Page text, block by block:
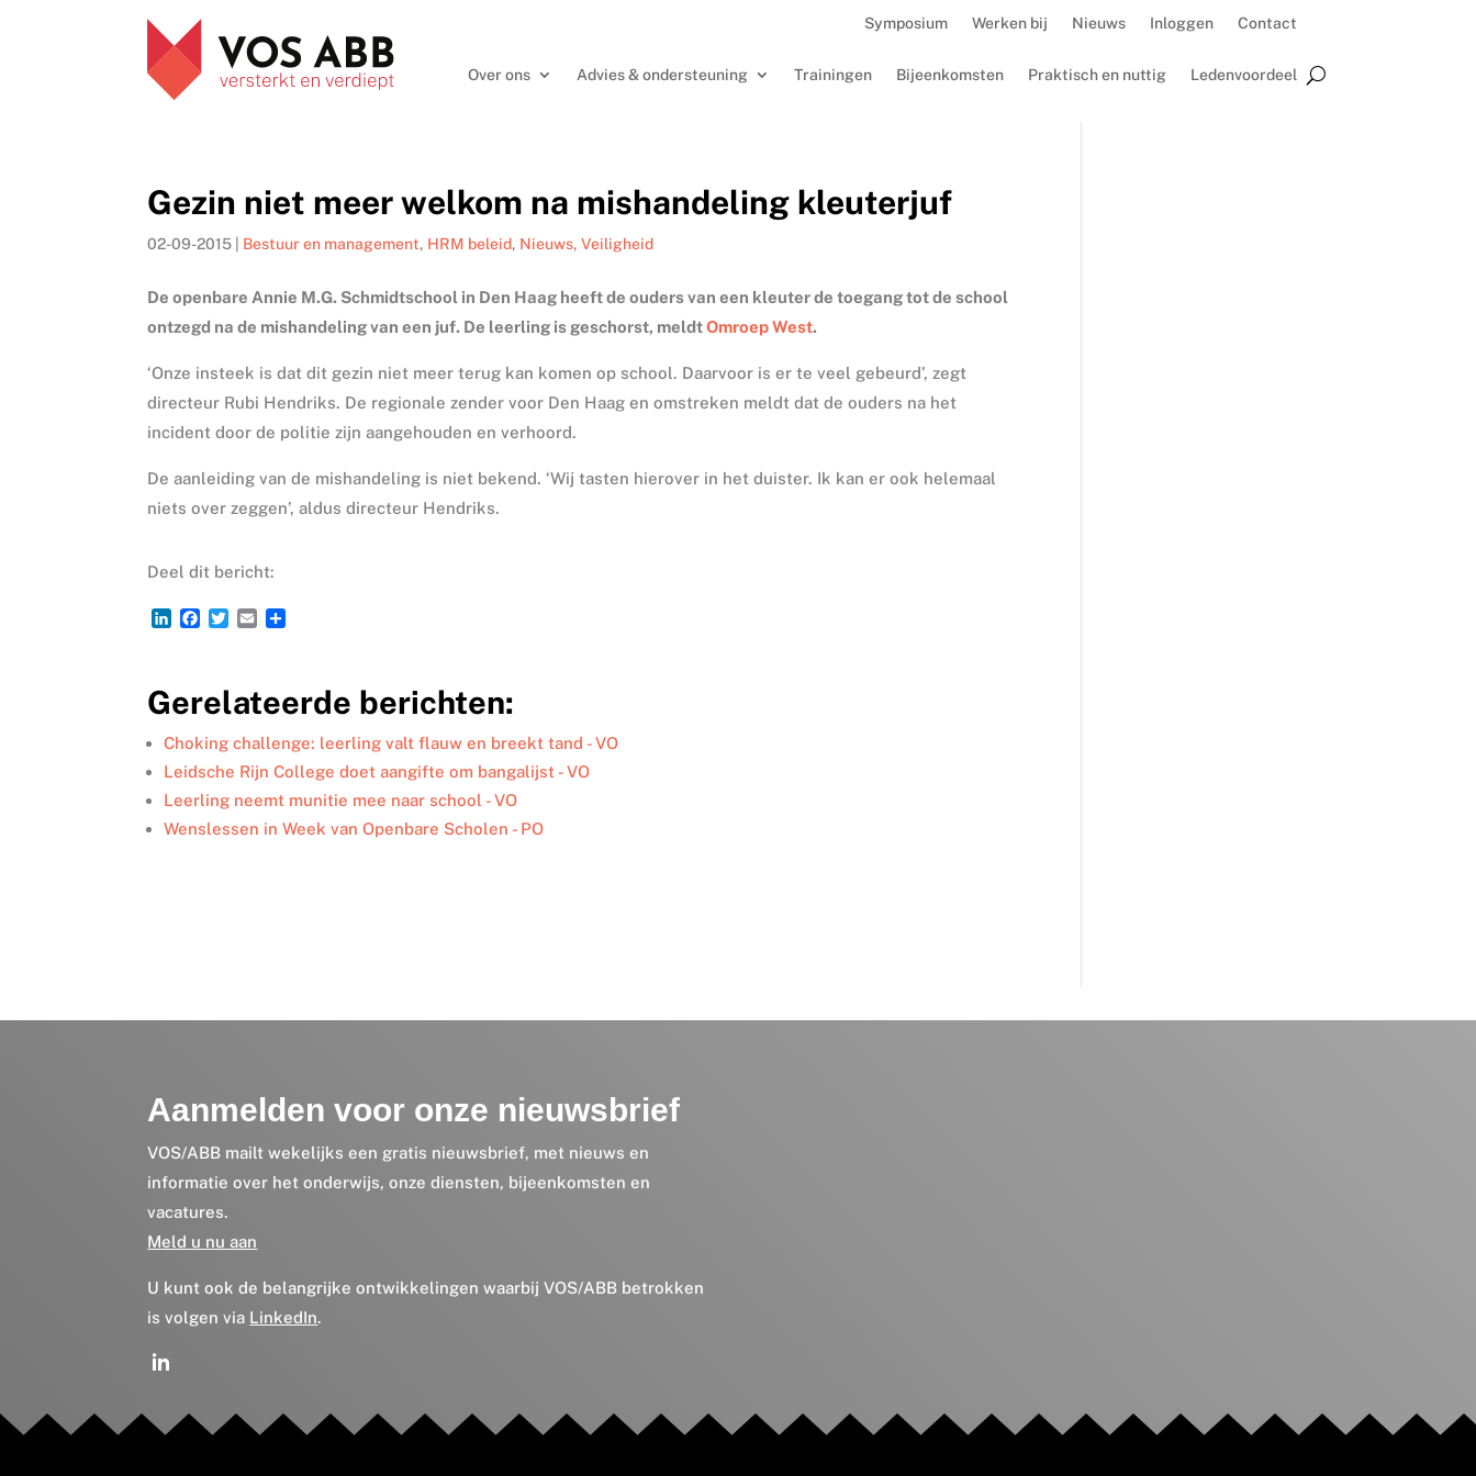
Symposium Werken bij Nieuws Inloggen Contact
Over ons Advies & ondersteuning Trainingen Bijeenkomsten Praktisch en nuttig Ledenvoordeel
Gezin niet meer welkom na mishandeling kleuterjuf
02-09-2015 Bestuur en management, HRM beleid, Nieuws,Veiligheid
De openbare Annie M.G. Schmidtschool in Den Haag heeft de ouders van een kleuter de toegang tot de school
ontzegd na de mishandeling van een juf. De leerling is geschorst, meldtOmroep West.
‘Onze insteek is dat dit gezin niet meer terug kan komen op school. Daarvoor is er te veel gebeurd’, zegt
directeur Rubi Hendriks. De regionale zender voor Den Haag en omstreken meldt dat de ouders na het
incident door de politie zijn aangehouden en verhoord.
De aanleiding van de mishandeling is niet bekend. ‘Wij tasten hierover in het duister. Ik kan er ook helemaal
niets over zeggen’, aldus directeur Hendriks.
Deel dit bericht:
L
e
d
I
n
F
b
o
o
k
T
t
e
r
E
l
n
Gerelateerde berichten:
Choking challenge: leerling valt flauw en breekt tand - VO
Leidsche Rijn College doet aangifte om bangalijst - VO
Leerling neemt munitie mee naar school - VO
Wenslessen in Week van Openbare Scholen - PO
Aanmelden voor onze nieuwsbrief
VOS/ABB mailt wekelijks een gratis nieuwsbrief, met nieuws en
informatie over het onderwijs, onze diensten, bijeenkomsten en
vacatures.
Meld u nu aan
U kunt ook de belangrijke ontwikkelingen waarbij VOS/ABB betrokken
is volgen via LinkedIn.